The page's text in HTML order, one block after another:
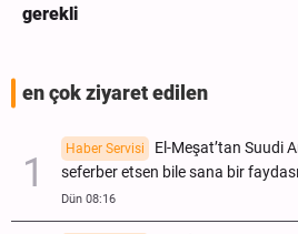
gerekli
en çok ziyaret edilen
Haber Servisi
El-Meşat’tan Suudi
seferber etsen bile sana bir
Dün 08:16